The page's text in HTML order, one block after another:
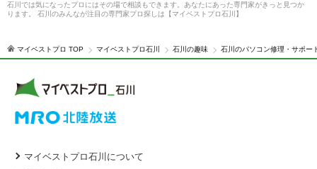
石川では気になったプロにはその場で相談もできます。あなたにあった専門家がきっと見つか
ります。 石川のみんなが注目の専門家プロ探しは【マイベストプロ石川】
マイベストプロ TOP マイベストプロ石川 石川の趣味 石川のパソコン修理・サポー
マイベストプロ石川について